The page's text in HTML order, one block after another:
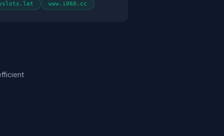
www.i060.cc